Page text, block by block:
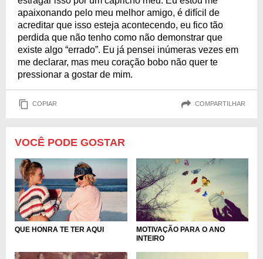
apaixonando pelo meu melhor amigo, é difícil de
acreditar que isso esteja acontecendo, eu fico tão
perdida que não tenho como não demonstrar que
existe algo “errado”. Eu já pensei inúmeras vezes em
me declarar, mas meu coração bobo não quer te
pressionar a gostar de mim.
COPIAR COMPARTILHAR
VOCÊ PODE GOSTAR
QUE HONRA TE TER AQUI
MOTIVAÇÃO PARA O ANO
INTEIRO